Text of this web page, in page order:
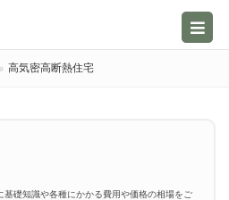
高気密高断熱住宅
基礎知識や各種にかかる費用や価格の相場をご